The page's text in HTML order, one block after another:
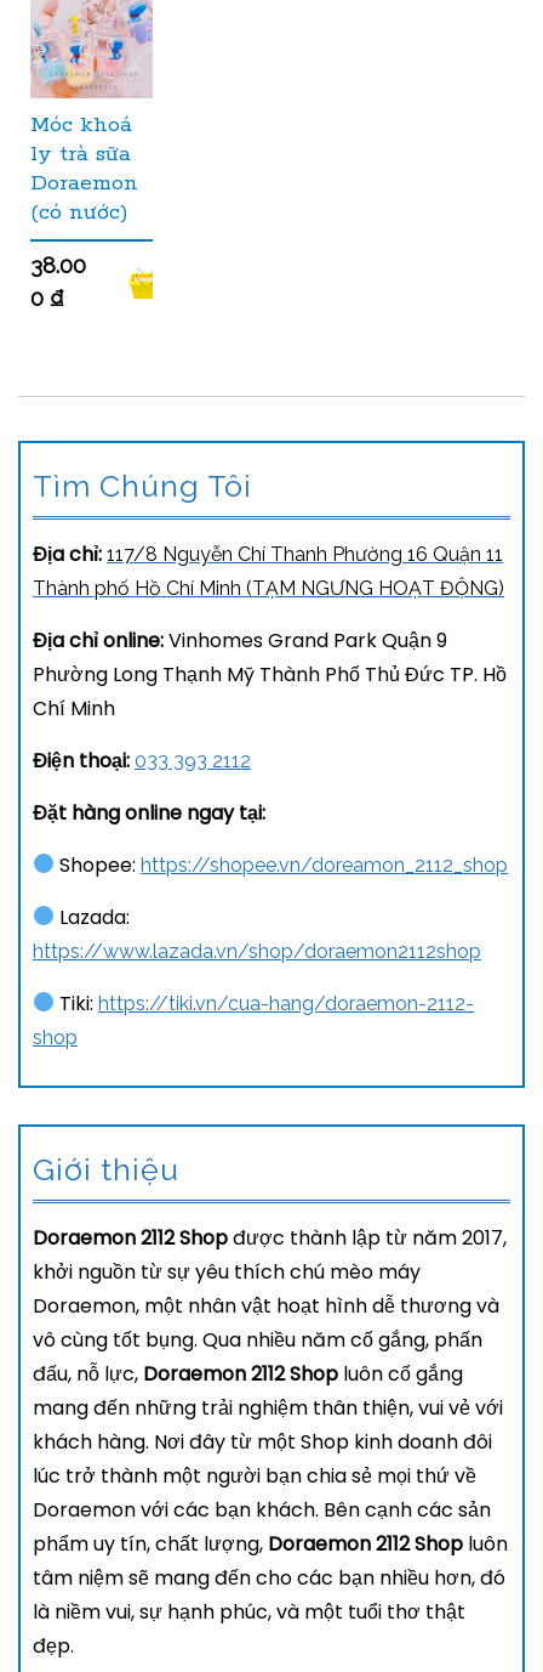
Móc khoá
ly trà sữa
Doraemon
(có nước)
38.00
0 ₫
Tìm Chúng Tôi
Địa chỉ: 117/8 Nguyễn Chí Thanh Phường 16 Quận 11
Thành phố Hồ Chí Minh (TẠM NGƯNG HOẠT ĐỘNG)
Địa chỉ online:Vinhomes Grand Park Quận 9
Phường Long Thạnh Mỹ Thành Phố Thủ Đức TP. Hồ
Chí Minh
Điện thoại: 033 393 2112
Đặt hàng online ngay tại:
Shopee:https://shopee.vn/doreamon_2112_shop
Lazada:
https://www.lazada.vn/shop/doraemon2112shop
Tiki:https://tiki.vn/cua-hang/doraemon-2112-
shop
Giới thiệu
Doraemon 2112 Shopđược thành lập từ năm 2017,
khởi nguồn từ sự yêu thích chú mèo máy
Doraemon, một nhân vật hoạt hình dễ thương và
vô cùng tốt bụng. Qua nhiều năm cố gắng, phấn
đấu, nỗ lực, Doraemon 2112 Shop luôn cố gắng
mang đến những trải nghiệm thân thiện, vui vẻ với
khách hàng. Nơi đây từ một Shop kinh doanh đôi
lúc trở thành một người bạn chia sẻ mọi thứ về
Doraemon với các bạn khách. Bên cạnh các sản
phẩm uy tín, chất lượng, Doraemon 2112 Shop luôn
tâm niệm sẽ mang đến cho các bạn nhiều hơn, đó
là niềm vui, sự hạnh phúc, và một tuổi thơ thật
đẹp.